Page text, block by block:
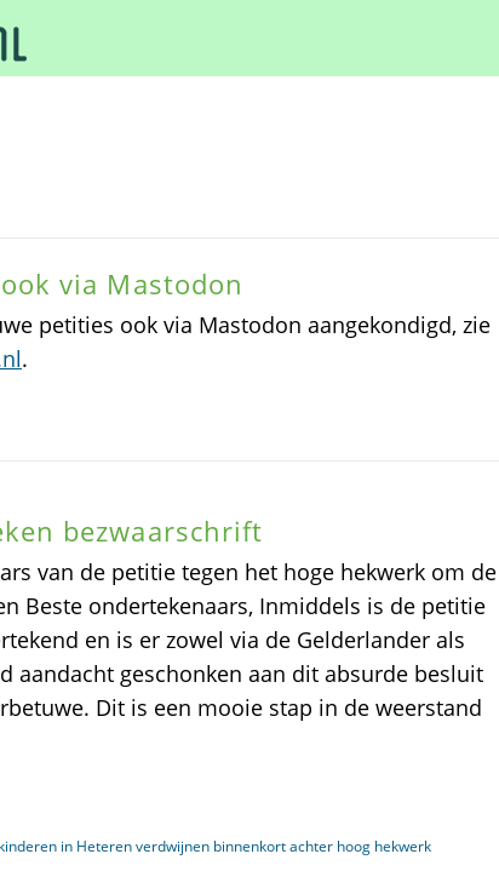
via Mastodon
petities ook via Mastodon aangekondigd, zie
.
bezwaarschrift
van de petitie tegen het hoge hekwerk om de
Beste ondertekenaars, Inmiddels is de petitie
en is er zowel via de Gelderlander als
aandacht geschonken aan dit absurde besluit
Dit is een mooie stap in de weerstand
in Heteren verdwijnen binnenkort achter hoog hekwerk